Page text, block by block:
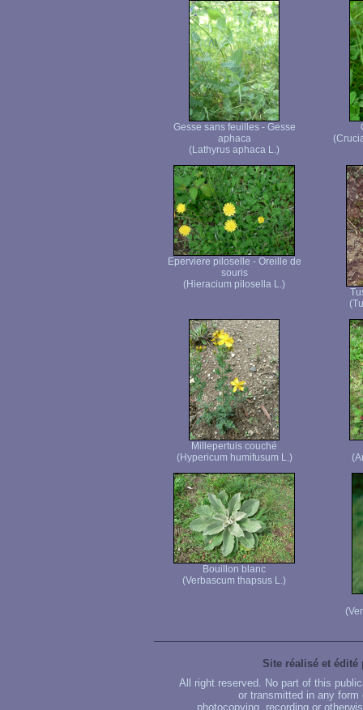
Gesse sans feuilles - Gesse
aphaca
(Lathyrus aphaca L.)
Eperviere piloselle - Oreille de
souris
(Hieracium pilosella L.)
Millepertuis couché
(Hypericum humifusum L.)
Bouillon blanc
(Verbascum thapsus L.)
Site réalisé et édité
All right reserved. No part of this
or transmitted in any
photocopying, recording or